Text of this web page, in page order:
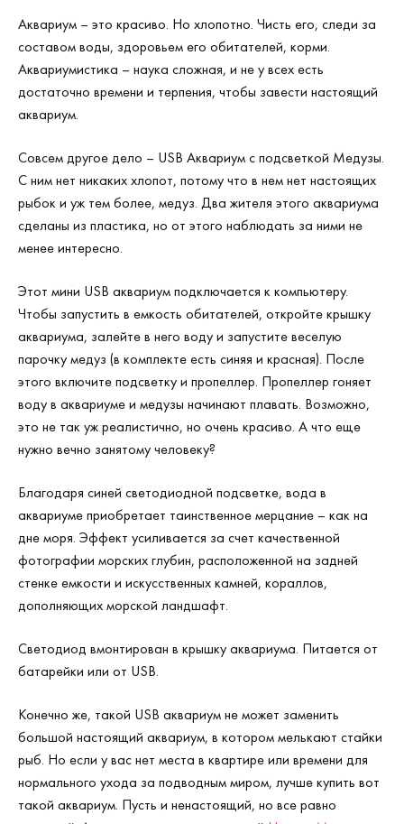
Аквариум – это красиво. Но хлопотно. Чисть его, следи за
составом воды, здоровьем его обитателей, корми.
Аквариумистика – наука сложная, и не у всех есть
достаточно времени и терпения, чтобы завести настоящий
аквариум.
Совсем другое дело – USB Аквариум с подсветкой Медузы.
С ним нет никаких хлопот, потому что в нем нет настоящих
рыбок и уж тем более, медуз. Два жителя этого аквариума
сделаны из пластика, но от этого наблюдать за ними не
менее интересно.
Этот мини USB аквариум подключается к компьютеру.
Чтобы запустить в емкость обитателей, откройте крышку
аквариума, залейте в него воду и запустите веселую
парочку медуз (в комплекте есть синяя и красная). После
этого включите подсветку и пропеллер. Пропеллер гоняет
воду в аквариуме и медузы начинают плавать. Возможно,
это не так уж реалистично, но очень красиво. А что еще
нужно вечно занятому человеку?
Благодаря синей светодиодной подсветке, вода в
аквариуме приобретает таинственное мерцание – как на
дне моря. Эффект усиливается за счет качественной
фотографии морских глубин, расположенной на задней
стенке емкости и искусственных камней, кораллов,
дополняющих морской ландшафт.
Светодиод вмонтирован в крышку аквариума. Питается от
батарейки или от USB.
Конечно же, такой USB аквариум не может заменить
большой настоящий аквариум, в котором мелькают стайки
рыб. Но если у вас нет места в квартире или времени для
нормального ухода за подводным миром, лучше купить вот
такой аквариум. Пусть и ненастоящий, но все равно